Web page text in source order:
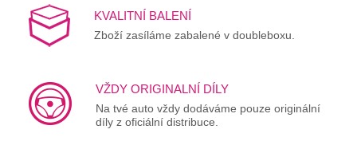
KVALITNÍ BALENÍ
Zboží zasíláme zabalené v doubleboxu.
VŽDY ORIGINALNÍ DÍLY
Na tvé auto vždy dodáváme pouze originální
díly z oficiální distribuce.